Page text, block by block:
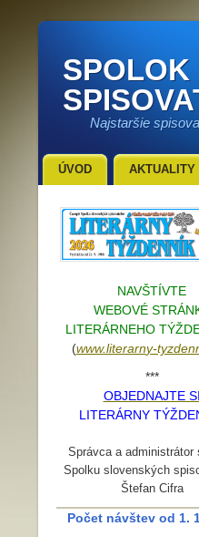
SPOLOK
Najstaršie
NAVŠTÍVTE
WEBOVÉ
LITERÁRNEHO
(www.literarny-
***
OBJEDNAJTE SI
LITERÁRNY
Správca a administrátor
Spolku slovenských
Štefan Cifra
Počet návštev od 1.
ÚVOD AKTUALITY